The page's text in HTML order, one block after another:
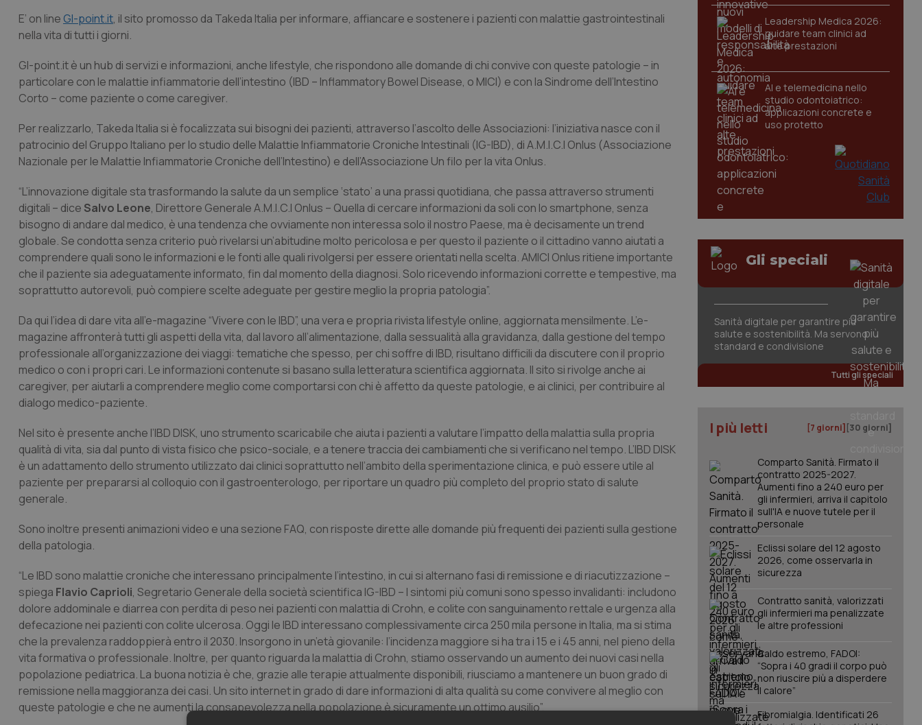
E’ on line GI-point.it, il sito promosso da Takeda Italia per informare, affiancare e sostenere i pazienti con malattie gastrointestinali
nella vita di tutti i giorni.
GI-point.it è un hub di servizi e informazioni, anche lifestyle, che rispondono alle domande di chi convive con queste patologie – in
particolare con le malattie infiammatorie dell’intestino (IBD – Inflammatory Bowel Disease, o MICI) e con la Sindrome dell’Intestino
Corto – come paziente o come caregiver.
Per realizzarlo, Takeda Italia si è focalizzata sui bisogni dei pazienti, attraverso l’ascolto delle Associazioni: l’iniziativa nasce con il
patrocinio del Gruppo Italiano per lo studio delle Malattie Infiammatorie Croniche Intestinali (IG-IBD), di A.M.I.C.I Onlus (Associazione
Nazionale per le Malattie Infiammatorie Croniche dell’Intestino) e dell’Associazione Un filo per la vita Onlus.
“L’innovazione digitale sta trasformando la salute da un semplice ‘stato’ a una prassi quotidiana, che passa attraverso strumenti
digitali – dice Salvo Leone, Direttore Generale A.M.I.C.I Onlus – Quella di cercare informazioni da soli con lo smartphone, senza
bisogno di andare dal medico, è una tendenza che ovviamente non interessa solo il nostro Paese, ma è decisamente un trend
globale. Se condotta senza criterio può rivelarsi un’abitudine molto pericolosa e per questo il paziente o il cittadino vanno aiutati a
comprendere quali sono le informazioni e le fonti alle quali rivolgersi per essere orientati nella scelta. AMICI Onlus ritiene importante
che il paziente sia adeguatamente informato, fin dal momento della diagnosi. Solo ricevendo informazioni corrette e tempestive, ma
soprattutto autorevoli, può compiere scelte adeguate per gestire meglio la propria patologia”.
Da qui l’idea di dare vita all’e-magazine “Vivere con le IBD”, una vera e propria rivista lifestyle online, aggiornata mensilmente. L’e-
magazine affronterà tutti gli aspetti della vita, dal lavoro all’alimentazione, dalla sessualità alla gravidanza, dalla gestione del tempo
professionale all’organizzazione dei viaggi: tematiche che spesso, per chi soffre di IBD, risultano difficili da discutere con il proprio
medico o con i propri cari. Le informazioni contenute si basano sulla letteratura scientifica aggiornata. Il sito si rivolge anche ai
caregiver, per aiutarli a comprendere meglio come comportarsi con chi è affetto da queste patologie, e ai clinici, per contribuire al
dialogo medico-paziente.
Nel sito è presente anche l’IBD DISK, uno strumento scaricabile che aiuta i pazienti a valutare l’impatto della malattia sulla propria
qualità di vita, sia dal punto di vista fisico che psico-sociale, e a tenere traccia dei cambiamenti che si verificano nel tempo. L’IBD DISK
è un adattamento dello strumento utilizzato dai clinici soprattutto nell’ambito della sperimentazione clinica, e può essere utile al
paziente per prepararsi al colloquio con il gastroenterologo, per riportare un quadro più completo del proprio stato di salute
generale.
Sono inoltre presenti animazioni video e una sezione FAQ, con risposte dirette alle domande più frequenti dei pazienti sulla gestione
della patologia.
“Le IBD sono malattie croniche che interessano principalmente l’intestino, in cui si alternano fasi di remissione e di riacutizzazione –
spiega Flavio Caprioli, Segretario Generale della società scientifica IG-IBD – I sintomi più comuni sono spesso invalidanti: includono
dolore addominale e diarrea con perdita di peso nei pazienti con malattia di Crohn, e colite con sanguinamento rettale e urgenza alla
defecazione nei pazienti con colite ulcerosa. Oggi le IBD interessano complessivamente circa 250 mila persone in Italia, ma si stima
che la prevalenza raddoppierà entro il 2030. Insorgono in un’età giovanile: l’incidenza maggiore si ha tra i 15 e i 45 anni, nel pieno della
vita formativa o professionale. Inoltre, per quanto riguarda la malattia di Crohn, stiamo osservando un aumento dei nuovi casi nella
popolazione pediatrica. La buona notizia è che, grazie alle terapie attualmente disponibili, riusciamo a mantenere un buon grado di
remissione nella maggioranza dei casi. Un sito internet in grado di dare informazioni di alta qualità su come convivere al meglio con
queste patologie e che ne aumenti la consapevolezza nella popolazione è sicuramente un ottimo ausilio”.
Leadership Medica 2026:
guidare team clinici ad
alte prestazioni
AI e telemedicina nello
studio odontoiatrico:
applicazioni concrete e
uso protetto
Gli speciali
Sanità digitale per garantire più
salute e sostenibilità. Ma servono
standard e condivisione
Tutti gli speciali
I più letti [7 giorni] [30 giorni]
Comparto Sanità. Firmato il
contratto 2025-2027.
Aumenti fino a 240 euro per
gli infermieri, arriva il capitolo
sull'IA e nuove tutele per il
personale
Eclissi solare del 12 agosto
2026, come osservarla in
sicurezza
Contratto sanità, valorizzati
gli infermieri ma penalizzate
le altre professioni
Caldo estremo, FADOI:
“Sopra i 40 gradi il corpo può
non riuscire più a disperdere
il calore”
Fibromialgia. Identificati 26